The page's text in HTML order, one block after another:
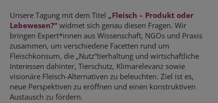
Unsere Tagung mit dem Titel „Fleisch – Produkt oder
Lebewesen?“ widmet sich genau diesen Fragen. Wir
bringen Expert*innen aus Wissenschaft, NGOs und Praxis
zusammen, um verschiedene Facetten rund um
Fleischkonsum, die „Nutz“tierhaltung und wirtschaftliche
Interessen dahinter, Tierschutz, Klimarelevanz sowie
visionäre Fleisch-Alternativen zu beleuchten. Ziel ist es,
neue Perspektiven zu eröffnen und einen konstruktiven
Austausch zu fördern.